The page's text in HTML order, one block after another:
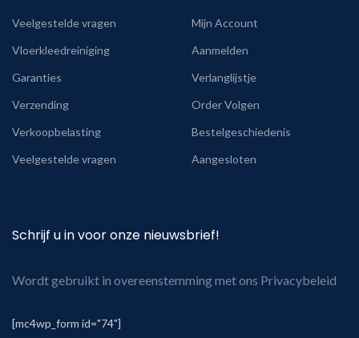
Veelgestelde vragen
Vloerkleedreiniging
Garanties
Verzending
Verkoopbelasting
Veelgestelde vragen
Mijn Account
Aanmelden
Verlanglijstje
Order Volgen
Bestelgeschiedenis
Aangesloten
Schrijf u in voor onze nieuwsbrief!
Wordt gebruikt in overeenstemming met ons Privacybeleid
[mc4wp_form id="74"]